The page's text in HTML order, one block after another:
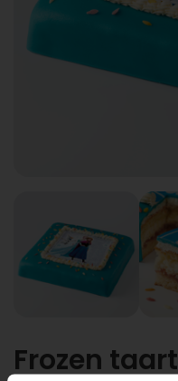
Frozen taart